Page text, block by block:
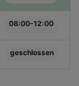
08:00-12:00
geschlossen